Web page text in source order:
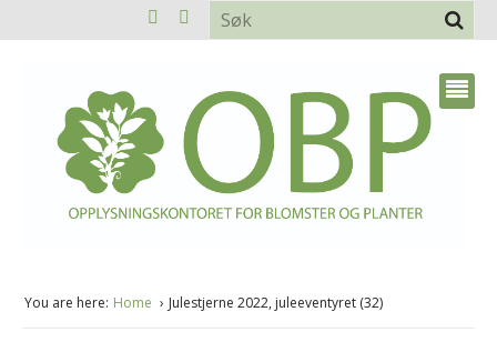
You are here: Home Julestjerne 2022, juleeventyret (32)